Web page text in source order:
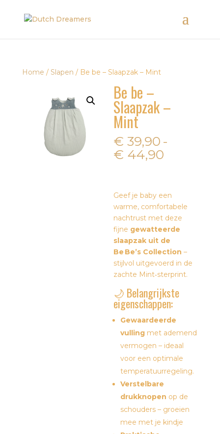
Home / Slapen / Be be – Slaapzak – Mint
Be be –
Slaapzak –
Mint
€ 39,90 -
€ 44,90
Geef je baby een
warme, comfortabele
nachtrust met deze
fijne gewatteerde
slaapzak uit de
Be Be’s Collection –
stijlvol uitgevoerd in de
zachte Mint‑sterprint.
🌙 Belangrijkste
eigenschappen:
Gewaardeerde
vulling met ademend
vermogen – ideaal
voor een optimale
temperatuurregeling.
Verstelbare
drukknopen op de
schouders – groeien
mee met je kindje